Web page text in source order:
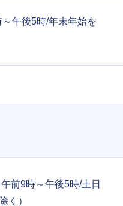
午後5時/年末年始を
前9時～午後5時/土日
く）